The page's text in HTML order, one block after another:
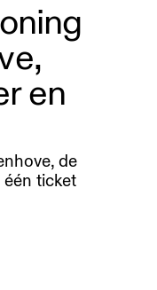
en
de
ticket